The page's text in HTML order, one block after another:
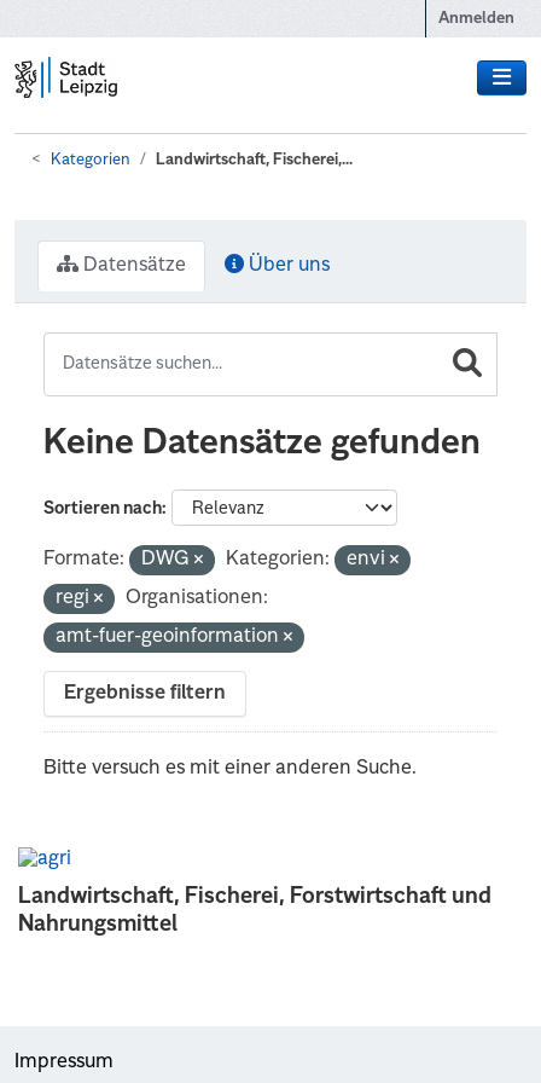
Anmelden
Kategorien Landwirtschaft, Fischerei,...
Landwirtschaft, Fischerei, Forstwirtschaft und
Nahrungsmittel
Datensätze Über uns
Keine Datensätze gefunden
Sortieren nach
Formate: DWG Kategorien:
envi
regi
Organisationen:
amt-fuer-geoinformation
Ergebnisse filtern
Bitte versuch es mit einer anderen Suche.
Impressum